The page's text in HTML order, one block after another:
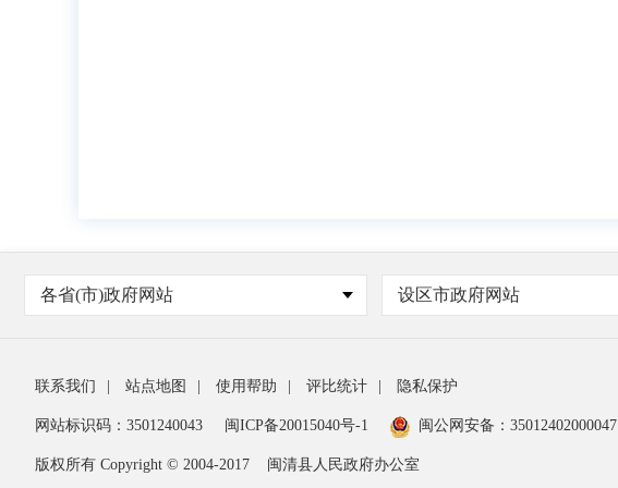
各省(市)政府网站 设区市政府网站
联系我们 站点地图 使用帮助 评比统计 隐私保护
网站标识码：3501240043 闽ICP备20015040号-1 闽公网安备： 35012402000047
版权所有 Copyright © 2004-2017 闽清县人民政府办公室